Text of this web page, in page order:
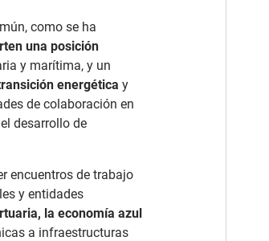
como se ha
una posición
y marítima, y un
energética y
de colaboración en
desarrollo de
encuentros de trabajo
y entidades
la economía azul
a infraestructuras